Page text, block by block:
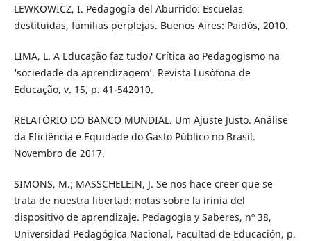
LEWKOWICZ, I. Pedagogía del Aburrido: Escuelas
destituidas, familias perplejas. Buenos Aires: Paidós, 2010.
LIMA, L. A Educação faz tudo? Crítica ao Pedagogismo na
‘sociedade da aprendizagem’. Revista Lusófona de
Educação, v. 15, p. 41-542010.
RELATÓRIO DO BANCO MUNDIAL. Um Ajuste Justo. Análise
da Eficiência e Equidade do Gasto Público no Brasil.
Novembro de 2017.
SIMONS, M.; MASSCHELEIN, J. Se nos hace creer que se
trata de nuestra libertad: notas sobre la irinia del
dispositivo de aprendizaje. Pedagogia y Saberes, nº 38,
Universidad Pedagógica Nacional, Facultad de Educación, p.